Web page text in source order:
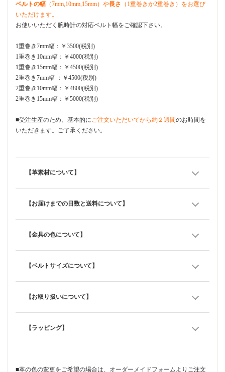
ベルトの幅 （7mm,10mm,15mm）や長さ
（1重巻きか2重巻き）をお選び
いただけます。
お使いいただく腕時計の対応ベルト幅をご確認下さい。
1重巻き7mm幅：￥3500(税別)
1重巻き10mm幅：￥4000(税別)
1重巻き15mm幅：￥4500(税別)
2重巻き7mm幅 ：￥4500(税別)
2重巻き10mm幅：￥4800(税別)
2重巻き15mm幅：￥5000(税別)
■受注生産のため、基本的にご注文いただいてから約２週間のお時間を
いただきます。ご了承ください。
【革素材について】
【お届けまでの日数と送料について】
【金具の色について】
【ベルトサイズについて】
【お取り扱いについて】
【ラッピング】
■革の色の変更をご希望の場合は、 オーダーメイドフォームよりご注文